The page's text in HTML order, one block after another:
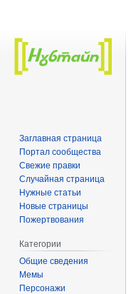
Заглавная страница
Портал сообщества
Свежие правки
Случайная страница
Нужные статьи
Новые страницы
Пожертвования
Категории
Общие сведения
Мемы
Персонажи